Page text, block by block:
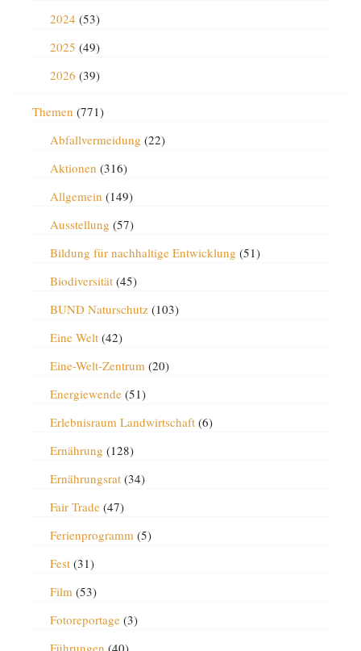
2024 (53)
2025 (49)
2026 (39)
Themen (771)
Abfallvermeidung (22)
Aktionen (316)
Allgemein (149)
Ausstellung (57)
Bildung für nachhaltige Entwicklung (51)
Biodiversität(45)
BUND Naturschutz(103)
Eine Welt(42)
Eine-Welt-Zentrum(20)
Energiewende(51)
Erlebnisraum Landwirtschaft(6)
Ernährung (128)
Ernährungsrat(34)
Fair Trade(47)
Ferienprogramm(5)
Fest(31)
Film(53)
Fotoreportage(3)
Führungen (40)